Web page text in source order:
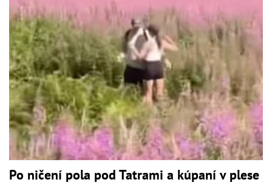
Po ničení pola pod Tatrami a kúpaní v plese